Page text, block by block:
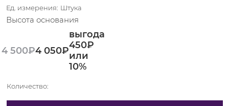
Ед. измерения: Штука
Высота основания
4 500₽4 050₽
выгода
450₽
или
10%
Количество: